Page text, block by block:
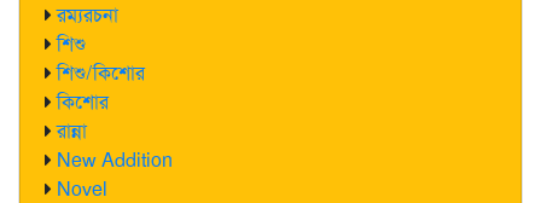
রম্যরচনা
শিশু
শিশু/কিশোর
কিশোর
রান্না
New Addition
Novel